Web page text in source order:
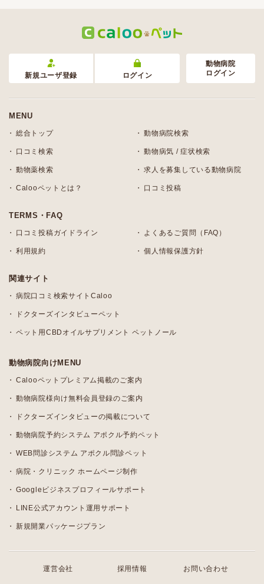
新規ユーザ登録 ログイン
動物病院
ログイン
MENU
総合トップ 動物病院検索
口コミ検索 動物病気 / 症状検索
動物薬検索 求人を募集している動物病院
Calooペットとは？ 口コミ投稿
TERMS・FAQ
口コミ投稿ガイドライン よくあるご質問（FAQ）
利用規約 個人情報保護方針
関連サイト
病院口コミ検索サイトCaloo
ドクターズインタビューペット
ペット用CBDオイルサプリメント ペットノール
動物病院向けMENU
Calooペットプレミアム掲載のご案内
動物病院様向け無料会員登録のご案内
ドクターズインタビューの掲載について
動物病院予約システム アポクル予約ペット
WEB問診システム アポクル問診ペット
病院・クリニック ホームページ制作
Googleビジネスプロフィールサポート
LINE公式アカウント運用サポート
新規開業パッケージプラン
運営会社 採用情報 お問い合わせ